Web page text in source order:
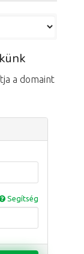
a domaint
Segítség